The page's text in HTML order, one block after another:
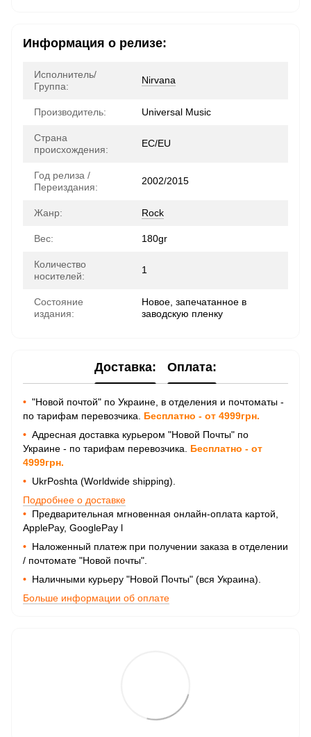
Информация о релизе:
Исполнитель/
Группа:
Nirvana
Производитель: Universal Music
Страна
происхождения:
ЕС/EU
Год релиза /
Переиздания:
2002/2015
Жанр: Rock
Вес: 180gr
Количество
носителей:
1
Состояние
издания:
Новое, запечатанное в
заводскую пленку
Доставка: Оплата:
• "Новой почтой" по Украине, в отделения и почтоматы -
по тарифам перевозчика. Бесплатно - от 4999грн.
• Адресная доставка курьером "Новой Почты" по
Украине - по тарифам перевозчика. Бесплатно - от
4999грн.
• UkrPoshta (Worldwide shipping).
Подробнее о доставке
• Предварительная мгновенная онлайн-оплата картой,
ApplePay, GooglePay l
• Наложенный платеж при получении заказа в отделении
/ почтомате "Новой почты".
• Наличными курьеру "Новой Почты" (вся Украина).
Больше информации об оплате